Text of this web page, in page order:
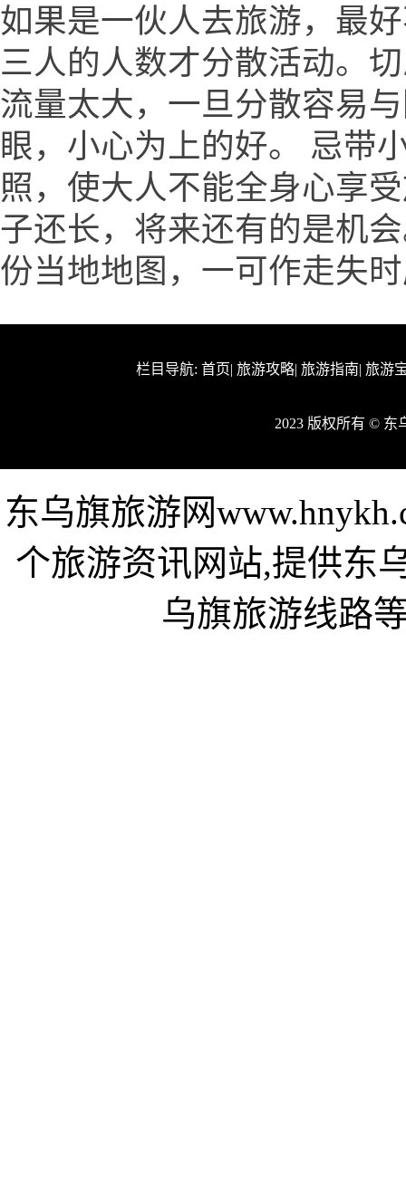
如果是一伙人去旅游，最
三人的人数才分散活动。
流量太大，一旦分散容易
眼，小心为上的好。 忌带
照，使大人不能全身心享
子还长，将来还有的是机
份当地地图，一可作走失
栏目导航: 首页| 旅游攻略| 旅游指南| 旅游
2023 版权所有 ©
东乌旗旅游网
个旅游资讯网站,提供东
乌旗旅游线路